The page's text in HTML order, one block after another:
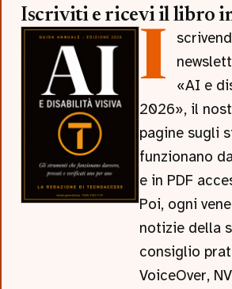
Iscriviti e ricevi il libro
Iscrivendoti alla
«AI e
2026», il
pagine sugli
funzionano
e in PDF
Poi, ogni
notizie della
consiglio
VoiceOver,